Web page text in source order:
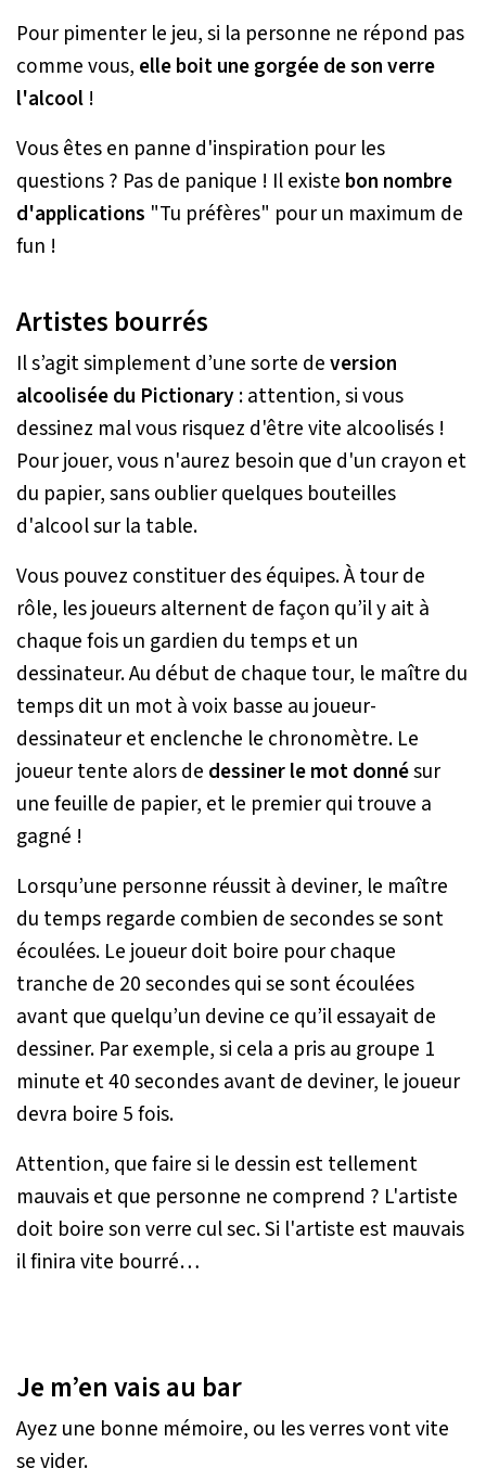
Pour pimenter le jeu, si la personne ne répond pas
comme vous, elle boit une gorgée de son verre
l'alcool !
Vous êtes en panne d'inspiration pour les
questions ? Pas de panique ! Il existe bon nombre
d'applications "Tu préfères" pour un maximum de
fun !
Artistes bourrés
Il s’agit simplement d’une sorte deversion
alcoolisée du Pictionary: attention, si vous
dessinez mal vous risquez d'être vite alcoolisés !
Pour jouer, vous n'aurez besoin que d'un crayon et
du papier, sans oublier quelques bouteilles
d'alcool sur la table.
Vous pouvez constituer des équipes. À tour de
rôle, les joueurs alternent de façon qu’il y ait à
chaque fois un gardien du temps et un
dessinateur. Au début de chaque tour, le maître du
temps dit un mot à voix basse au joueur-
dessinateur et enclenche le chronomètre. Le
joueur tente alors de dessiner le mot donnésur
une feuille de papier, et le premier qui trouve a
gagné !
Lorsqu’une personne réussit à deviner, le maître
du temps regarde combien de secondes se sont
écoulées. Le joueur doit boire pour chaque
tranche de 20 secondes qui se sont écoulées
avant que quelqu’un devine ce qu’il essayait de
dessiner. Par exemple, si cela a pris au groupe 1
minute et 40 secondes avant de deviner, le joueur
devra boire 5 fois.
Attention, que faire si le dessin est tellement
mauvais et que personne ne comprend ? L'artiste
doit boire son verre cul sec. Si l'artiste est mauvais
il finira vite bourré…
Je m’en vais au bar
Ayez une bonne mémoire, ou les verres vont vite
se vider.